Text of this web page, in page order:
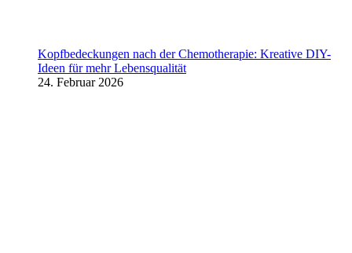
Kopfbedeckungen nach der Chemotherapie: Kreative DIY-
Ideen für mehr Lebensqualität
24. Februar 2026